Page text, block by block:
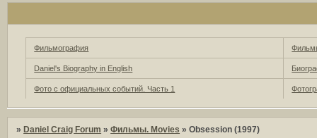
Фильмография
Daniel's Biography in English
Фото с официальных событий. Часть 1
» Daniel Craig Forum »Фильмы. Movies »Obsession (1997)